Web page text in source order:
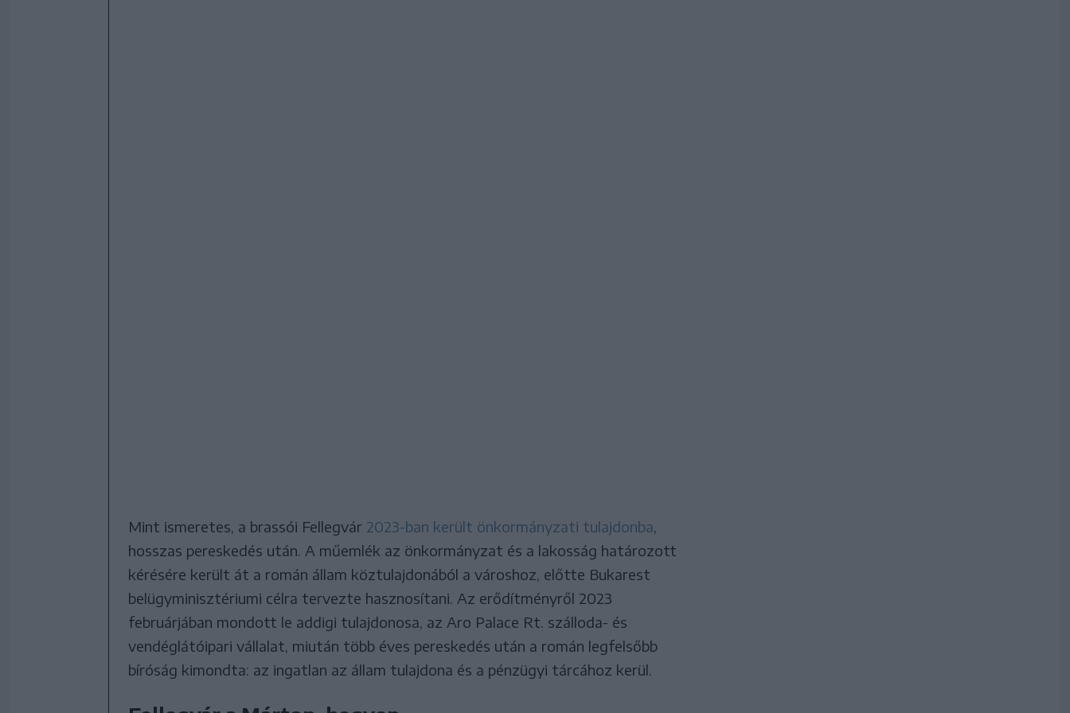
Mint ismeretes, a brassói Fellegvár 2023-ban került önkormányzati tulajdonba,
hosszas pereskedés után. A műemlék az önkormányzat és a lakosság határozott
kérésére került át a román állam köztulajdonából a városhoz, előtte Bukarest
belügyminisztériumi célra tervezte hasznosítani. Az erődítményről 2023
februárjában mondott le addigi tulajdonosa, az Aro Palace Rt. szálloda- és
vendéglátóipari vállalat, miután több éves pereskedés után a román legfelsőbb
bíróság kimondta: az ingatlan az állam tulajdona és a pénzügyi tárcához kerül.